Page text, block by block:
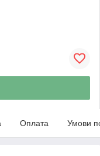
Оплата Умови